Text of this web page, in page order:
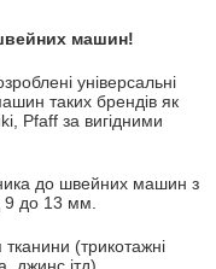
машин!
універсальні
таких брендів як
Pfaff за вигідними
до швейних машин з
9 до 13 мм.
(трикотажні